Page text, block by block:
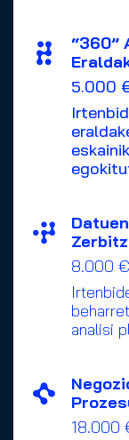
“360”
5.000
8.000
analisi
18.000